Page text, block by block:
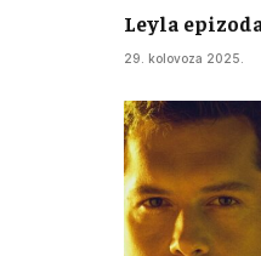
Leyla
29. kolovoza 2025.